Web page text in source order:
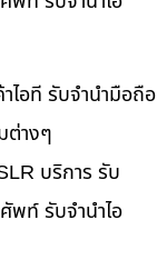
ไอที รับจำนำมือถือ
ต่างๆ
บริการ รับ
พท์ รับจำนำไอ